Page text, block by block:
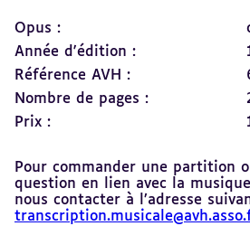
Opus :
Année d'édition :
Référence AVH :
Nombre de pages :
Prix :
Pour commander une partition
question en lien avec la
nous contacter à l’adresse